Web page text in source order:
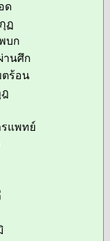
ด
ฏ
บก
านศึก
ตร้อน
แพทย์